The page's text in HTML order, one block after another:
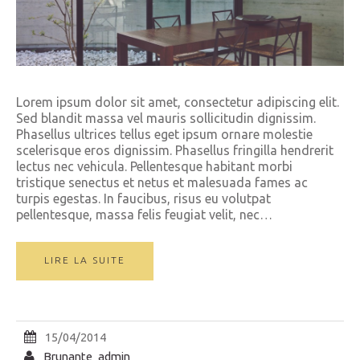
Lorem ipsum dolor sit amet, consectetur adipiscing elit.
Sed blandit massa vel mauris sollicitudin dignissim.
Phasellus ultrices tellus eget ipsum ornare molestie
scelerisque eros dignissim. Phasellus fringilla hendrerit
lectus nec vehicula. Pellentesque habitant morbi
tristique senectus et netus et malesuada fames ac
turpis egestas. In faucibus, risus eu volutpat
pellentesque, massa felis feugiat velit, nec…
LIRE LA SUITE
15/04/2014
Brunante_admin